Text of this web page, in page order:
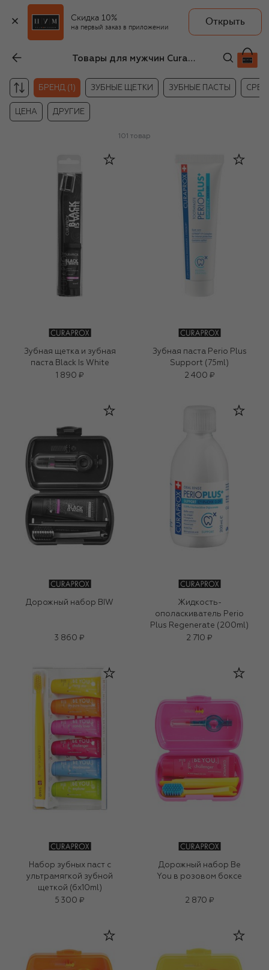
Скидка 10%
на первый заказ в приложении
Открыть
Товары для мужчин Curaprox
БРЕНД (1) ЗУБНЫЕ ЩЕТКИ ЗУБНЫЕ ПАСТЫ
ЦЕНА ДРУГИЕ
101 товар
Зубная щетка и зубная
паста Black Is White
1 890 ₽
Зубная паста Perio Plus
Support (75ml)
2 400 ₽
Дорожный набор BIW
3 860 ₽
Жидкость-
ополаскиватель Perio
Plus Regenerate (200ml)
2 710 ₽
Набор зубных паст с
ультрамягкой зубной
щеткой (6x10ml)
5 300 ₽
Дорожный набор Be
You в розовом боксе
2 870 ₽